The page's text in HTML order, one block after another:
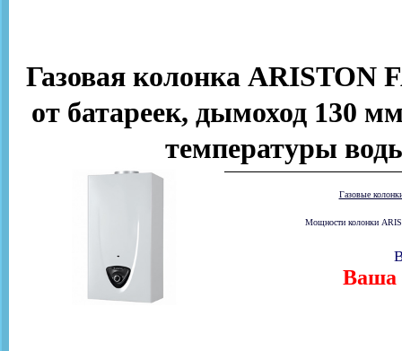
Газовая колонка ARISTON
от батареек, дымоход 130
температуры
Газовые
Мощности колонки
Ваша